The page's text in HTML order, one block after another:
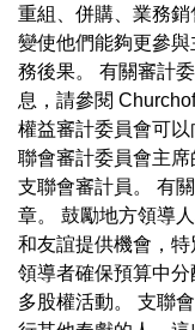
重組、併購、業務銷
變使他們能夠更參
務後果。 有關審計
息，請參閱
權益審計委員會可
聯會審計委員會主
支聯會審計員。 有
章。 鼓勵地方領導
和友誼提供機會，特
領導者確保預算中
多股權活動。 支聯